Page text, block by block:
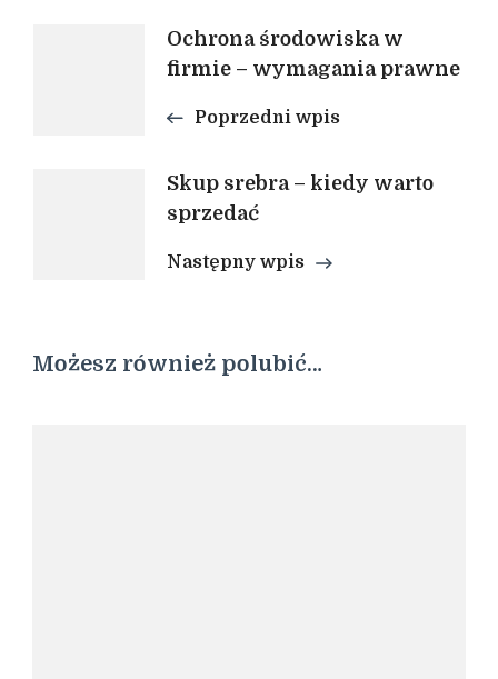
Nawigacja
wpisu
Ochrona środowiska w
firmie – wymagania prawne
Poprzedni wpis
Skup srebra – kiedy warto
sprzedać
Następny wpis
Możesz również polubić…